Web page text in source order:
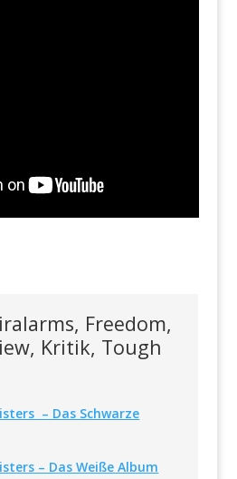
Freedom,
Kritik, Tough
– Das Schwarze
– Das Weiße Album